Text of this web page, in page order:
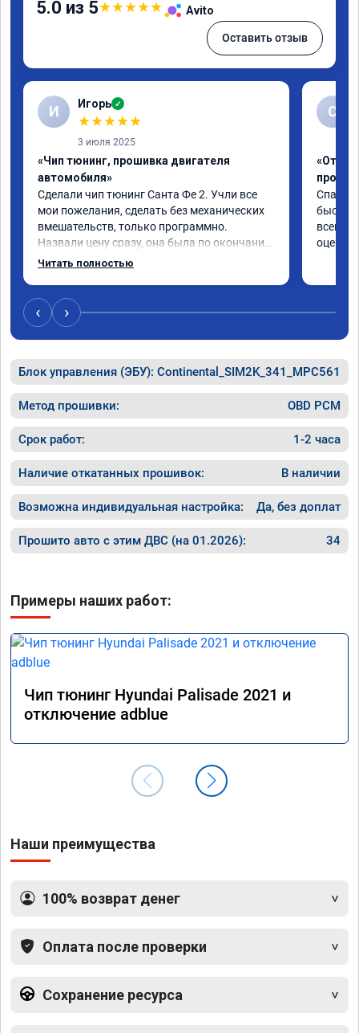
5.0 из 5★★★★★ Avito
Оставить отзыв
И Игорь ✓
★★★★★
3 июля 2025
«Чип тюнинг, прошивка двигателя
автомобиля»
Сделали чип тюнинг Санта Фе 2. Учли все
мои пожелания, сделать без механических
вмешательств, только программно.
Назвали цену сразу, она была по окончании
работ без изменений. Александр профи
Спасибо большое и процветания сервису!!!
Читать полностью
С
быстро
всем
оценку
‹ ›
Блок управления (ЭБУ): Continental_SIM2K_341_MPC561
Метод прошивки: OBD PCM
Срок работ: 1-2 часа
Наличие откатанных прошивок: В наличии
Возможна индивидуальная настройка: Да, без доплат
Прошито авто с этим ДВС (на 01.2026): 34
Примеры наших работ:
Чип тюнинг Hyundai Palisade 2021 и
отключение adblue
Наши преимущества
100% возврат денег
Оплата после проверки
Сохранение ресурса